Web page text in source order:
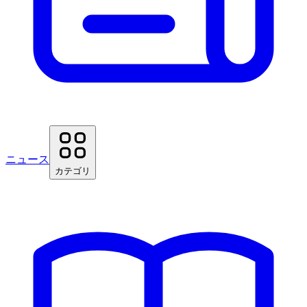
ニュース
カテゴリ